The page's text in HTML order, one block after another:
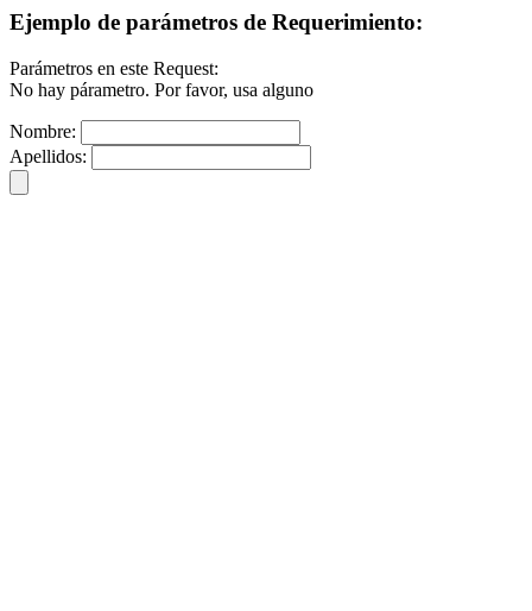
Ejemplo de parámetros de Requerimiento:
Parámetros en este Request:
No hay párametro. Por favor, usa alguno
Nombre:
Apellidos: